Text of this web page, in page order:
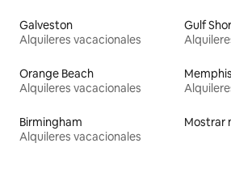
Galveston
Alquileres vacacionales
Gulf
Orange Beach
Alquileres vacacionales
Memphis
Birmingham
Alquileres vacacionales
Mostrar